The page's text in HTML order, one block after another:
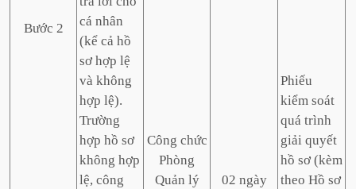
Bước 2
cá nhân
(kể cả hồ
sơ hợp lệ
và không
hợp lệ).
Trường
hợp hồ sơ
không hợp
lệ, công
Công chức
Phòng
Quản lý
02 ngày
Phiếu
kiểm soát
quá trình
giải quyết
hồ sơ (kèm
theo Hồ sơ